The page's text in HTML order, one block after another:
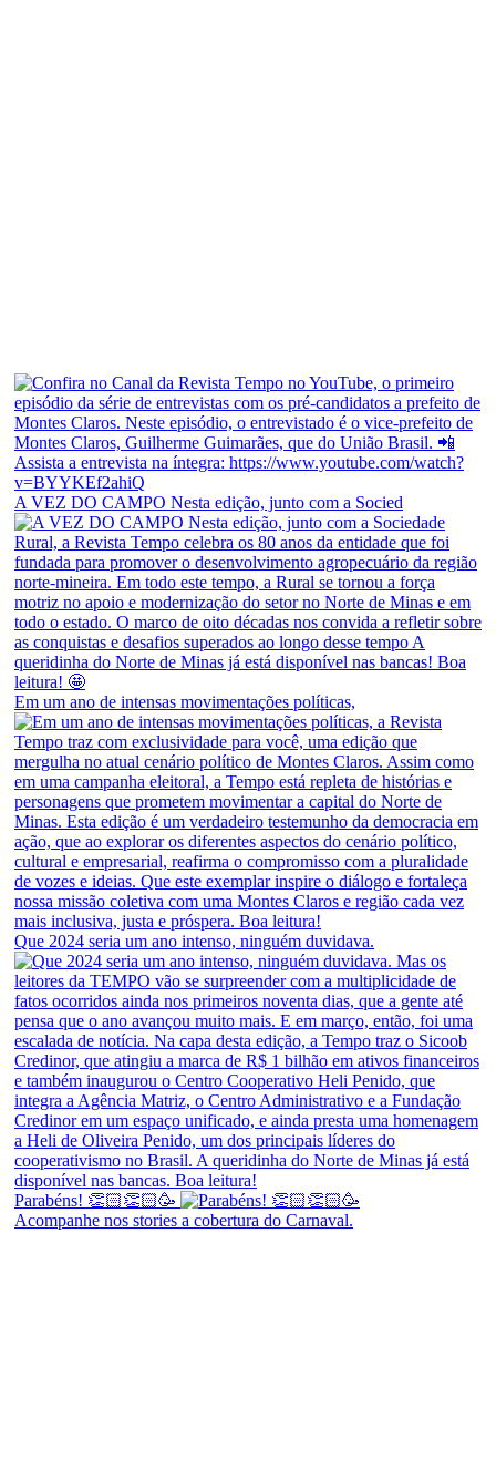
A VEZ DO CAMPO Nesta edição, junto com a Socied
Em um ano de intensas movimentações políticas,
Que 2024 seria um ano intenso, ninguém duvidava.
Parabéns! 👏🏻👏🏻🥳
Acompanhe nos stories a cobertura do Carnaval.